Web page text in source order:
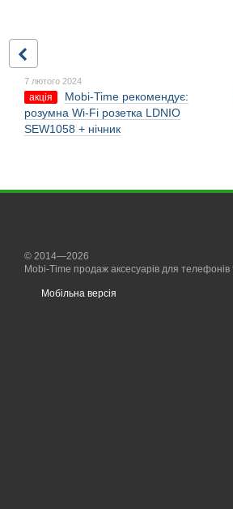
7 лютого 2024
акція
Mobi-Time рекомендує:
розумна Wi-Fi розетка LDNIO
SEW1058 + нічник
© 2014—2026
Mobi-Time продаж аксесуарів для телефонів
Мобільна версія